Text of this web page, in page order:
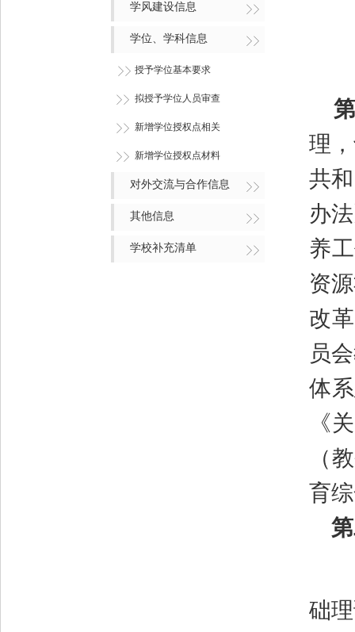
学风建设信息
学位、学科信息
授予学位基本要求
拟授予学位人员审查
新增学位授权点相关
新增学位授权点材料
对外交流与合作信息
其他信息
学校补充清单
理
共
办
养
资
改
员
体
《
（
育
第
础